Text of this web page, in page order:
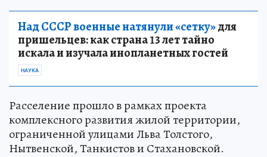
Над СССР военные натянули «сетку»для
пришельцев: как страна 13 лет тайно
искала и изучала инопланетных гостей
НАУКА
Расселение прошло в рамках проекта
комплексного развития жилой территории,
ограниченной улицами Льва Толстого,
Нытвенской, Танкистов и Стахановской.